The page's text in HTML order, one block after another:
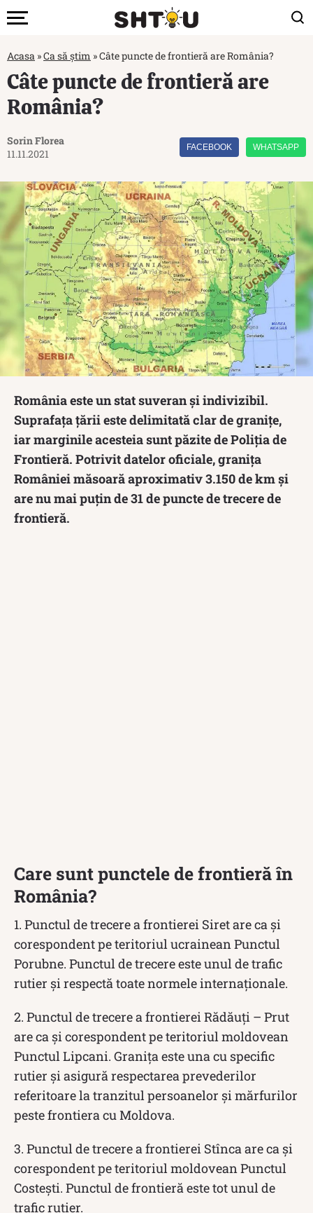
Acasa »Ca să știm »Câte puncte de frontieră are România?
Câte puncte de frontieră are
România?
Sorin Florea
11.11.2021
FACEBOOK WHATSAPP
România este un stat suveran și indivizibil.
Suprafața țării este delimitată clar de granițe,
iar marginile acesteia sunt păzite de Poliția de
Frontieră. Potrivit datelor oficiale, granița
României măsoară aproximativ 3.150 de km și
are nu mai puțin de 31 de puncte de trecere de
frontieră.
Care sunt punctele de frontieră în
România?
1. Punctul de trecere a frontierei Siret are ca și
corespondent pe teritoriul ucrainean Punctul
Porubne. Punctul de trecere este unul de trafic
rutier și respectă toate normele internaționale.
2. Punctul de trecere a frontierei Rădăuți – Prut
are ca și corespondent pe teritoriul moldovean
Punctul Lipcani. Granița este una cu specific
rutier și asigură respectarea prevederilor
referitoare la tranzitul persoanelor și mărfurilor
peste frontiera cu Moldova.
3. Punctul de trecere a frontierei Stînca are ca și
corespondent pe teritoriul moldovean Punctul
Costești. Punctul de frontieră este tot unul de
trafic rutier.